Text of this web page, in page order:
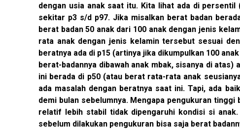
dengan usia anak saat itu. Kita lihat ada di
sekitar p3 s/d p97. Jika misalkan berat badan
berat badan 50 anak dari 100 anak dengan jenis
rata anak dengan jenis kelamin tersebut sesuai
beratnya ada di p15 (artinya jika dikumpulkan 100
berat-badannya dibawah anak mbak, sisanya di
ini berada di p50 (atau berat rata-rata anak
ada masalah dengan beratnya saat ini. Tapi, ada
demi bulan sebelumnya. Mengapa pengukuran
relatif lebih stabil tidak dipengaruhi kondisi si
sebelum dilakukan pengukuran bisa saja berat